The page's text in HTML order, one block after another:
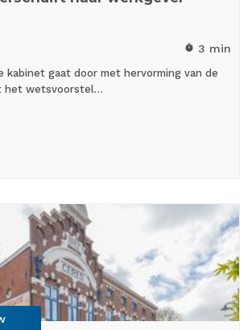
timer 3 min
kabinet gaat door met hervorming van de
het wetsvoorstel…